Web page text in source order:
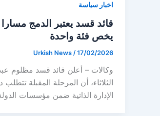
اخبار سياسة
قائد قسد يعتبر الدمج مسارا
يخص فئة واحدة
Urkish News /17/02/2026
وكالات – أعلن قائد قسد مظلوم
الثلاثاء، أن المرحلة المقبلة
الإدارة الذاتية ضمن مؤسسات